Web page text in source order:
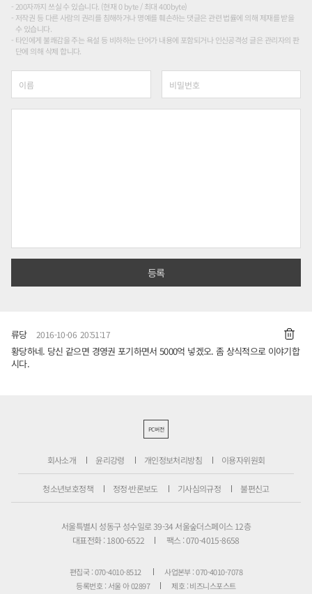
200자까지 쓰실 수 있습니다. (현재 0 byte / 최대 400byte)
저작권 등 다른 사람의 권리를 침해하거나 명예를 훼손하는 댓글은 관련 법률에 의해 제재를 받을
수 있습니다.
타인에게 불쾌감을 주는 욕설 등 비하하는 단어가 내용에 포함되거나 인신공격성 글은 관리자의 판
단에 의해 삭제 합니다.
류당 2016-10-06 20:51:17
황당하네. 당신 같으면 경영권 포기하면서 5000억 넣겠오. 좀 상식적으로 이야기합
시다.
PC버전
회사소개 윤리강령 개인정보처리방침 이용자위원회
청소년보호정책 정정·반론보도 기사심의규정 불편신고
서울특별시 성동구 성수일로 39-34 서울숲더스페이스 12층
대표전화 : 1800-6522
팩스 : 070-4015-8658
편집국 : 070-4010-8512
사업본부 : 070-4010-7078
등록번호 : 서울 아 02897
제호 : 비즈니스포스트